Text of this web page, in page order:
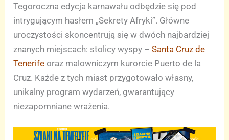
Tegoroczna edycja karnawału odbędzie się pod
intrygującym hasłem „Sekrety Afryki”. Główne
uroczystości skoncentrują się w dwóch najbardziej
znanych miejscach: stolicy wyspy –Santa Cruz de
Tenerife oraz malowniczym kurorcie Puerto de la
Cruz. Każde z tych miast przygotowało własny,
unikalny program wydarzeń, gwarantujący
niezapomniane wrażenia.